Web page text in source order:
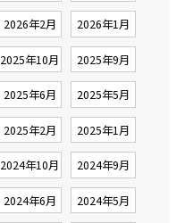
2026年2月 2026年1月
2025年10月 2025年9月
2025年6月 2025年5月
2025年2月 2025年1月
2024年10月 2024年9月
2024年6月 2024年5月